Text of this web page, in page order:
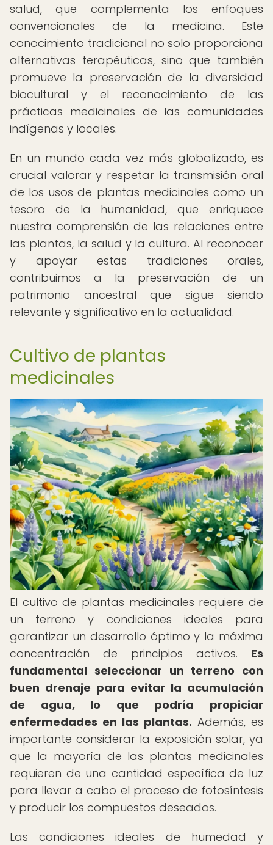
salud, que complementa los enfoques
convencionales de la medicina. Este
conocimiento tradicional no solo proporciona
alternativas terapéuticas, sino que también
promueve la preservación de la diversidad
biocultural y el reconocimiento de las
prácticas medicinales de las comunidades
indígenas y locales.
En un mundo cada vez más globalizado, es
crucial valorar y respetar la transmisión oral
de los usos de plantas medicinales como un
tesoro de la humanidad, que enriquece
nuestra comprensión de las relaciones entre
las plantas, la salud y la cultura. Al reconocer
y apoyar estas tradiciones orales,
contribuimos a la preservación de un
patrimonio ancestral que sigue siendo
relevante y significativo en la actualidad.
Cultivo de plantas
medicinales
El cultivo de plantas medicinales requiere de
un terreno y condiciones ideales para
garantizar un desarrollo óptimo y la máxima
concentración de principios activos. Es
fundamental seleccionar un terreno con
buen drenaje para evitar la acumulación
de agua, lo que podría propiciar
enfermedades en las plantas. Además, es
importante considerar la exposición solar, ya
que la mayoría de las plantas medicinales
requieren de una cantidad específica de luz
para llevar a cabo el proceso de fotosíntesis
y producir los compuestos deseados.
Las condiciones ideales de humedad y